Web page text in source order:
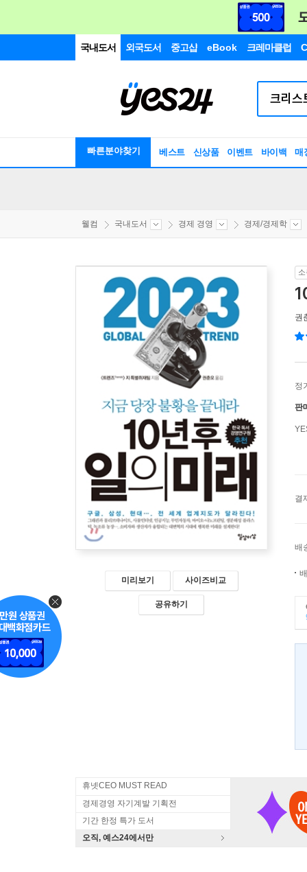
국내도서 외국도서 중고샵 eBook 크레마클럽
빠른분야찾기 베스트 신상품 이벤트 바이백 매
웰컴 국내도서 경제 경영 경제/경제학
미리보기 사이즈비교
공유하기
권
정
판
결
배
휴넷CEO MUST READ
경제경영 자기계발 기획전
기간 한정 특가 도서
오직, 예스24에서만